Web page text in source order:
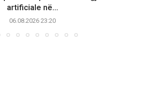
artificiale në...
06.08.2026 23:20